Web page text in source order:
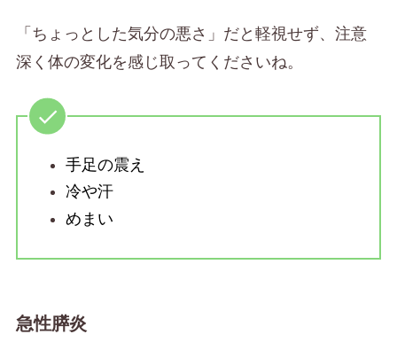
「ちょっとした気分の悪さ」だと軽視せず、注意
深く体の変化を感じ取ってくださいね。
手足の震え
冷や汗
めまい
急性膵炎